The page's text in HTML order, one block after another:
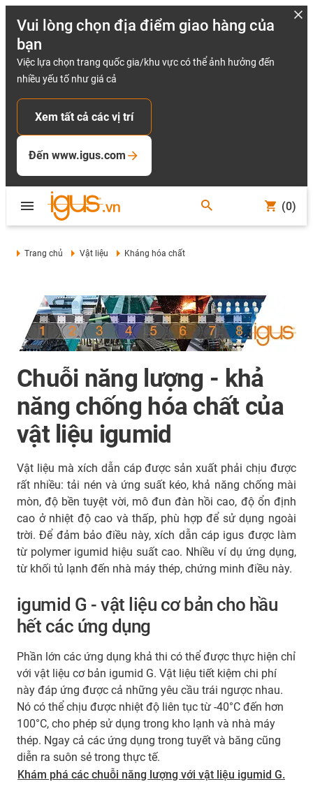
Vui lòng chọn địa điểm giao hàng của
bạn
Việc lựa chọn trang quốc gia/khu vực có thể ảnh hưởng đến
nhiều yếu tố như giá cả
Xem tất cả các vị trí
Đến www.igus.com
(0)
Trang chủ Vật liệu Kháng hóa chất
Chuỗi năng lượng - khả
năng chống hóa chất của
vật liệu igumid
Vật liệu mà xích dẫn cáp được sản xuất phải chịu được
rất nhiều: tải nén và ứng suất kéo, khả năng chống mài
mòn, độ bền tuyệt vời, mô đun đàn hồi cao, độ ổn định
cao ở nhiệt độ cao và thấp, phù hợp để sử dụng ngoài
trời. Để đảm bảo điều này, xích dẫn cáp igus được làm
từ polymer igumid hiệu suất cao. Nhiều ví dụ ứng dụng,
từ khối tủ lạnh đến nhà máy thép, chứng minh điều này.
igumid G - vật liệu cơ bản cho hầu
hết các ứng dụng
Phần lớn các ứng dụng khả thi có thể được thực hiện chỉ
với vật liệu cơ bản igumid G. Vật liệu tiết kiệm chi phí
này đáp ứng được cả những yêu cầu trái ngược nhau.
Nó có thể chịu được nhiệt độ liên tục từ -40°C đến hơn
100°C, cho phép sử dụng trong kho lạnh và nhà máy
thép. Ngay cả các ứng dụng trong tuyết và băng cũng
diễn ra suôn sẻ trong thực tế.
Khám phá các chuỗi năng lượng với vật liệu igumid G.